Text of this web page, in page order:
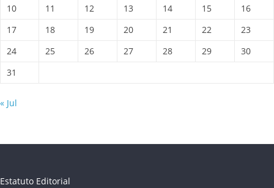
10
11 12 13 14 15
16
17
18 19 20 21 22
23
24
25 26 27 28 29
30
31
« Jul
Estatuto Editorial